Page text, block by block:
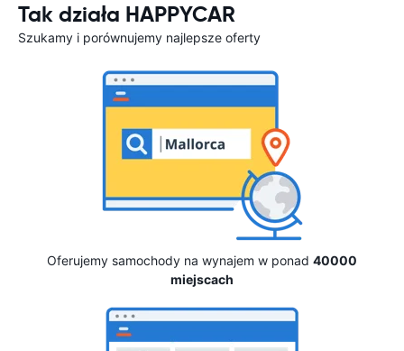
Tak działa HAPPYCAR
Szukamy i porównujemy najlepsze oferty
Oferujemy samochody na wynajem w ponad 40000
miejscach